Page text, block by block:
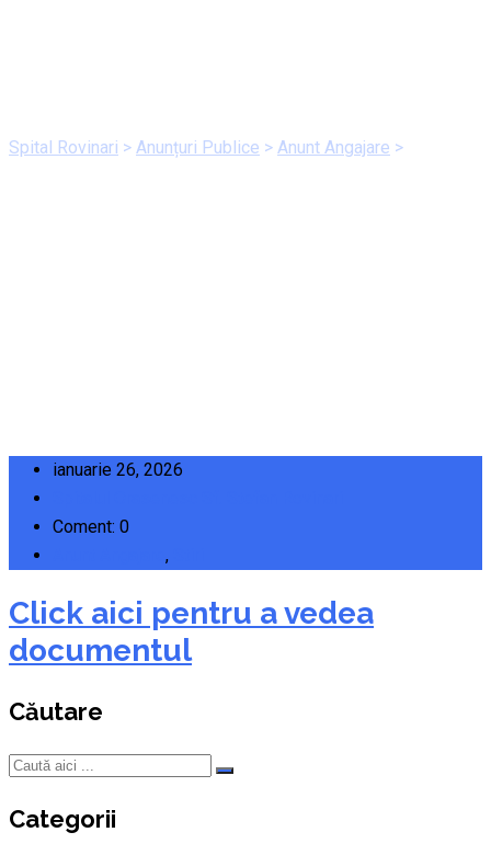
Spital Rovinari > Anunțuri Publice > Anunt Angajare >
ianuarie 26, 2026
Coment: 0
,
Click aici pentru a vedea
documentul
Căutare
Categorii